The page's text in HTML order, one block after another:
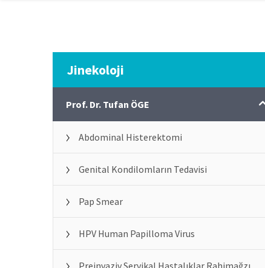
Jinekoloji
Prof. Dr. Tufan ÖGE
Abdominal Histerektomi
Genital Kondilomların Tedavisi
Pap Smear
HPV Human Papilloma Virus
Preinvaziv Servikal Hastalıklar Rahimağzı